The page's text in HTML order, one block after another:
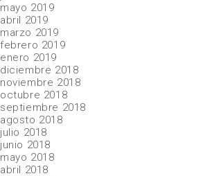
mayo 2019
abril 2019
marzo 2019
febrero 2019
enero 2019
diciembre 2018
noviembre 2018
octubre 2018
septiembre 2018
agosto 2018
julio 2018
junio 2018
mayo 2018
abril 2018